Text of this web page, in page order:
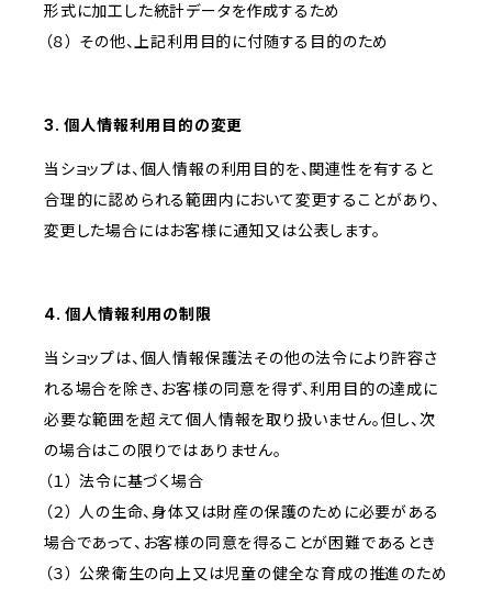
形式に加工した統計データを作成するため
（８） その他、上記利用目的に付随する目的のため
3. 個人情報利用目的の変更
当ショップは、個人情報の利用目的を、関連性を有すると
合理的に認められる範囲内において変更することがあり、
変更した場合にはお客様に通知又は公表します。
4. 個人情報利用の制限
当ショップは、個人情報保護法その他の法令により許容さ
れる場合を除き、お客様の同意を得ず、利用目的の達成に
必要な範囲を超えて個人情報を取り扱いません。但し、次
の場合はこの限りではありません。
（１） 法令に基づく場合
（２） 人の生命、身体又は財産の保護のために必要がある
場合であって、お客様の同意を得ることが困難であるとき
（３） 公衆衛生の向上又は児童の健全な育成の推進のため